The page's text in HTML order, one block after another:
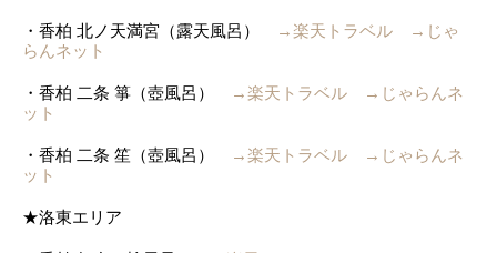
・香柏 北ノ天満宮（露天風呂） →楽天トラベル → じゃ
らんネット
・香柏 二条 箏（壺風呂） →楽天トラベル → じゃらんネ
ット
・香柏 二条 笙（壺風呂） →楽天トラベル → じゃらんネ
ット
★洛東エリア